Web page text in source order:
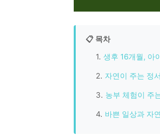
📋 목차
생후 16개월, 아
자연이 주는 정
농부 체험이 주
바쁜 일상과 자